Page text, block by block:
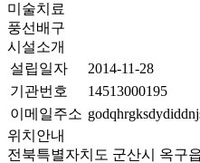
미술치료
풍선배구
시설소개
설립일자
2014-11-28
기관번호
14513000195
이메일주소
위치안내
전북특별자치도 군산시 옥구